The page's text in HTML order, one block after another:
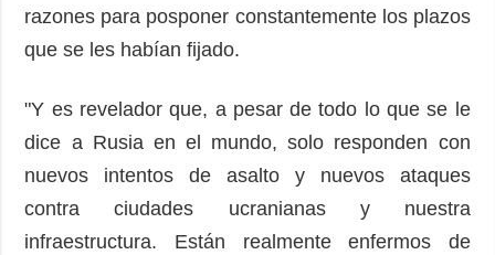
razones para posponer constantemente los plazos
que se les habían fijado.
"Y es revelador que, a pesar de todo lo que se le
dice a Rusia en el mundo, solo responden con
nuevos intentos de asalto y nuevos ataques
contra ciudades ucranianas y nuestra
infraestructura. Están realmente enfermos de